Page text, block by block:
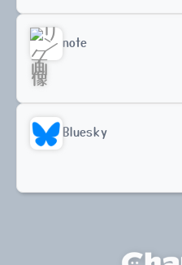
note
Bluesky